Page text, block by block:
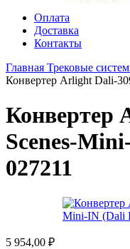
Оплата
Доставка
Контакты
Главная Трековые
Конвертер Arlight Dali-
Конвертер
Scenes-
027211
5 954,00 ₽